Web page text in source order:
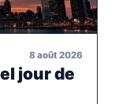
8 août 2026
jour de